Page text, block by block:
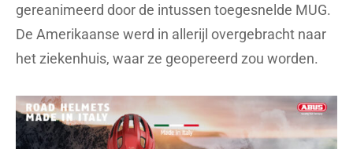
gereanimeerd door de intussen toegesnelde MUG.
De Amerikaanse werd in allerijl overgebracht naar
het ziekenhuis, waar ze geopereerd zou worden.